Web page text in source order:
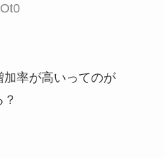
率が高いってのが